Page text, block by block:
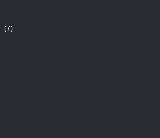
(7)